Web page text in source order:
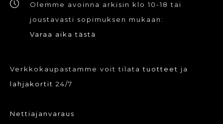
Olemme avoinna arkisin klo 10-18 tai
joustavasti sopimuksen mukaan:
Varaa aika tästä
Verkkokaupastamme voit tilatatuotteet ja
lahjakortit 24/7
Nettiajanvaraus